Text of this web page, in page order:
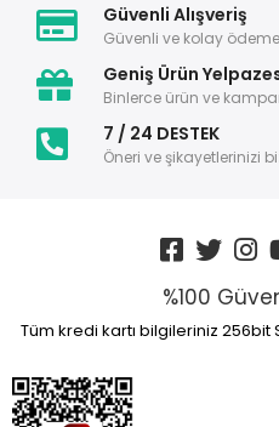
Güvenli Alışveriş
Güvenli ve kolay
Geniş Ürün
Binlerce ürün ve
7 / 24 DESTEK
Öneri ve şikayetlerinizi
%100
Tüm kredi kartı bilgileriniz 256bit